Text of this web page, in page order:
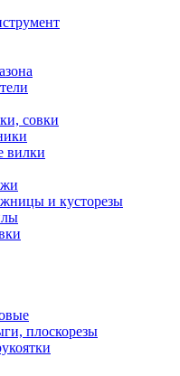
совки
вилки
и кусторезы
плоскорезы